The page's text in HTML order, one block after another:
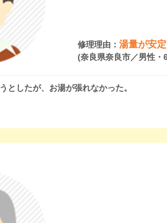
修理理由：湯量が安
(奈良県奈良市／男性・
としたが、お湯が張れなかった。